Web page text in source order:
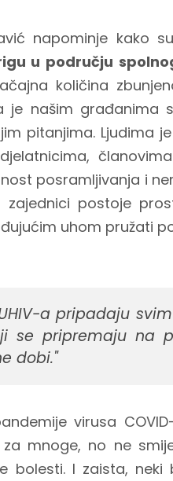
napominje kako su
u području
količina
je našim građanima
pitanjima. Ljudima
posramljivanja i
postoje
uhom pružati
a pripadaju
se pripremaju na
dobi."
virusa
mnoge, no ne
bolesti. I zaista, neki